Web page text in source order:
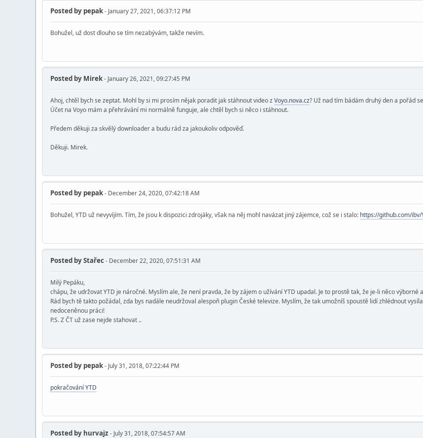
Posted by pepak- January 27, 2021, 06:37:12 PM
Bohužel, už dost dlouho se tím nezabývám, takže nevím.
Posted by Mirek- January 26, 2021, 09:27:45 PM
Ahoj, chtěl bych se zeptat. Mohl by si mi prosím nějak poradit jak stáhnout video zVoyo.nova.cz? Už nad tím bádám druhý den a pořád
Účet na Voyo mám a přehrávání mi normálně funguje, ale chtěl bych si něco i stáhnout.
Předem děkuji za skvělý downloader a budu rád za jakoukoliv odpověď.
Děkuji. Mirek.
Posted by pepak- December 24, 2020, 07:42:18 AM
Bohužel, YTD už nevyvíjím. Tím, že jsou k dispozici zdrojáky, však na něj mohl navázat jiný zájemce, což se i stalo: https://github.com/ibv/
Posted byStařec- December 22, 2020, 07:51:31 AM
Milý Pepáku,
chápu, že udržovat YTD je náročné. Myslím ale, že není pravda, že by zájem o užívání YTD upadal. Je to prostě tak, že je-li něco
Rád bych tě takto požádal, zda bys nadále neudržoval alespoň plugin České televize. Myslím, že tak umožníš spoustě lidí zhlédnout
nedoceněnou práci!
P.S. Z ČT už zase nejde stahovat ..
Posted by pepak- July 31, 2018, 07:22:44 PM
pokračování YTD
Posted by hurvajz - July 31, 2018, 07:54:57 AM